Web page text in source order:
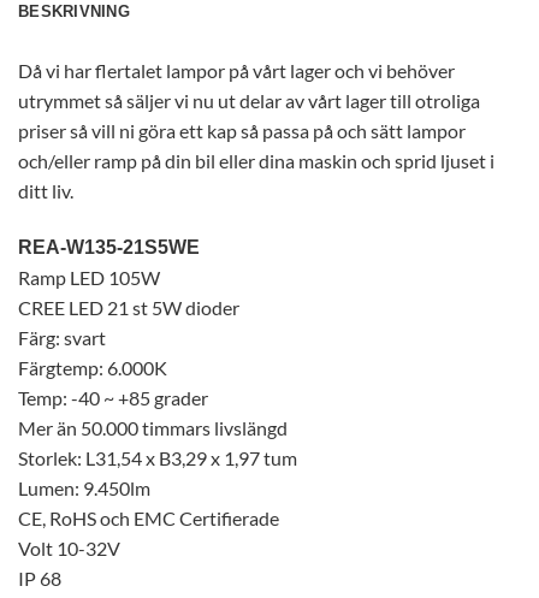
BESKRIVNING
Då vi har flertalet lampor på vårt lager och vi behöver
utrymmet så säljer vi nu ut delar av vårt lager till otroliga
priser så vill ni göra ett kap så passa på och sätt lampor
och/eller ramp på din bil eller dina maskin och sprid ljuset i
ditt liv.
REA-W135-21S5WE
Ramp LED 105W
CREE LED 21 st 5W dioder
Färg: svart
Färgtemp: 6.000K
Temp: -40 ~ +85 grader
Mer än 50.000 timmars livslängd
Storlek: L31,54 x B3,29 x 1,97 tum
Lumen: 9.450lm
CE, RoHS och EMC Certifierade
Volt 10-32V
IP 68